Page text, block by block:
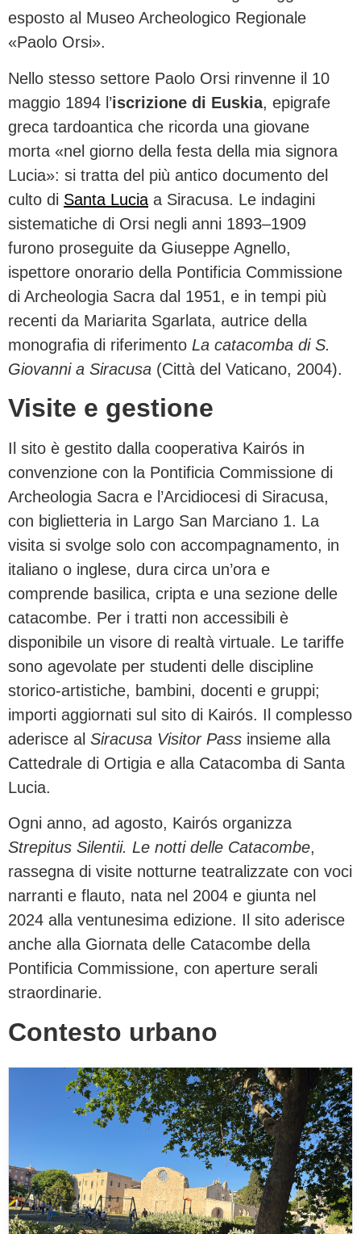
esposto al Museo Archeologico Regionale
«Paolo Orsi».
Nello stesso settore Paolo Orsi rinvenne il 10
maggio 1894 l’iscrizione di Euskia, epigrafe
greca tardoantica che ricorda una giovane
morta «nel giorno della festa della mia signora
Lucia»: si tratta del più antico documento del
culto di Santa Lucia a Siracusa. Le indagini
sistematiche di Orsi negli anni 1893–1909
furono proseguite da Giuseppe Agnello,
ispettore onorario della Pontificia Commissione
di Archeologia Sacra dal 1951, e in tempi più
recenti da Mariarita Sgarlata, autrice della
monografia di riferimento La catacomba di S.
Giovanni a Siracusa (Città del Vaticano, 2004).
Visite e gestione
Il sito è gestito dalla cooperativa Kairós in
convenzione con la Pontificia Commissione di
Archeologia Sacra e l’Arcidiocesi di Siracusa,
con biglietteria in Largo San Marciano 1. La
visita si svolge solo con accompagnamento, in
italiano o inglese, dura circa un’ora e
comprende basilica, cripta e una sezione delle
catacombe. Per i tratti non accessibili è
disponibile un visore di realtà virtuale. Le tariffe
sono agevolate per studenti delle discipline
storico-artistiche, bambini, docenti e gruppi;
importi aggiornati sul sito di Kairós. Il complesso
aderisce al Siracusa Visitor Pass insieme alla
Cattedrale di Ortigia e alla Catacomba di Santa
Lucia.
Ogni anno, ad agosto, Kairós organizza
Strepitus Silentii. Le notti delle Catacombe,
rassegna di visite notturne teatralizzate con voci
narranti e flauto, nata nel 2004 e giunta nel
2024 alla ventunesima edizione. Il sito aderisce
anche alla Giornata delle Catacombe della
Pontificia Commissione, con aperture serali
straordinarie.
Contesto urbano